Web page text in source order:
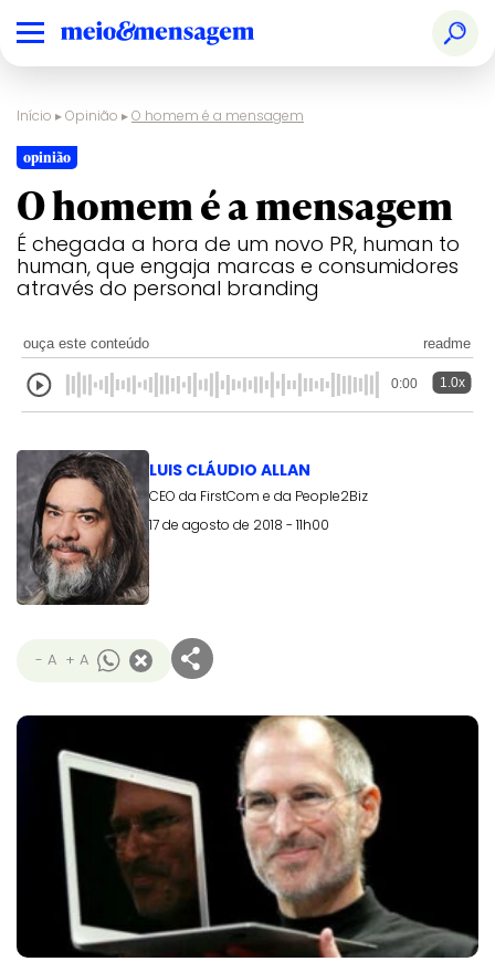
Início ▸Opinião ▸O homem é a mensagem
opinião
O homem é a mensagem
É chegada a hora de um novo PR, human to
human, que engaja marcas e consumidores
através do personal branding
ouça este conteúdo readme
0:00 1.0x
LUIS CLÁUDIO ALLAN
CEO da FirstCom e da People2Biz
17 de agosto de 2018 - 11h00
- A + A